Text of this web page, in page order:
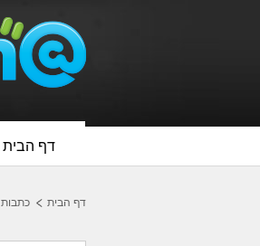
דף הבית
דף הבית כתבות